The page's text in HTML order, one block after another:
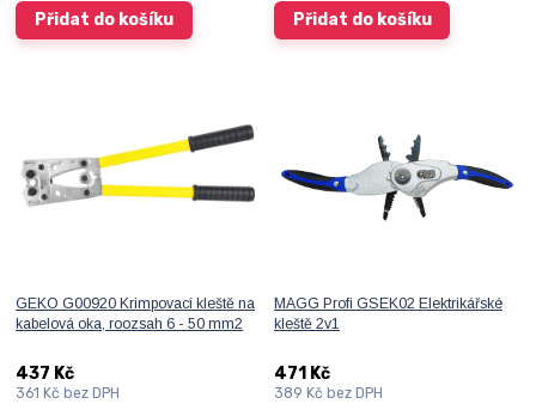
Přidat do košíku Přidat do košíku
GEKO G00920 Krimpovací kleště na
kabelová oka, roozsah 6 - 50 mm2
437 Kč
361 Kčbez DPH
MAGG Profi GSEK02 Elektrikářské
kleště 2v1
471 Kč
389 Kč bez DPH